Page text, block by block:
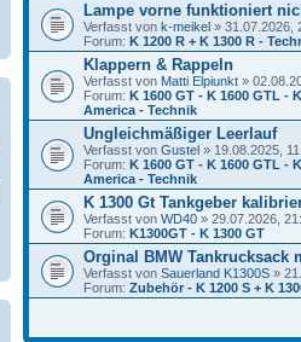
Lampe vorne funktioniert
Verfasst von k-meikel » 31.07.2026,
Forum: K 1200 R + K 1300 R -
Klappern & Rappeln
Verfasst von Matti Elpiunkt »
Forum: K 1600 GT - K 1600 GTL -
America - Technik
Ungleichmäßiger Leerlauf
Verfasst von Gustel » 19.08.2025,
Forum: K 1600 GT - K 1600 GTL -
America - Technik
K 1300 Gt Tankgeber
Verfasst von WD40 » 29.07.2026,
Forum: K1300GT - K 1300 GT
Orginal BMW Tankrucksack
Verfasst von Sauerland K1300S »
Forum: Zubehör - K 1200 S + K